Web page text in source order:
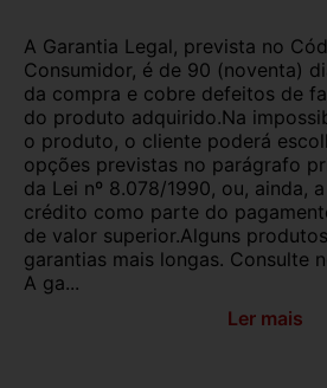
A Garantia Legal, prevista no
Consumidor, é de 90 (noventa)
da compra e cobre defeitos de
do produto adquirido.Na
o produto, o cliente poderá
opções previstas no parágrafo
da Lei nº 8.078/1990, ou, ainda,
crédito como parte do
de valor superior.Alguns
garantias mais longas. Consulte
A ga...
Ler mais